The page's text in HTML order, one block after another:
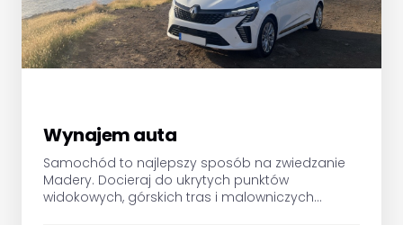
Wynajem auta
Samochód to najlepszy sposób na zwiedzanie
Madery. Docieraj do ukrytych punktów
widokowych, górskich tras i malowniczych